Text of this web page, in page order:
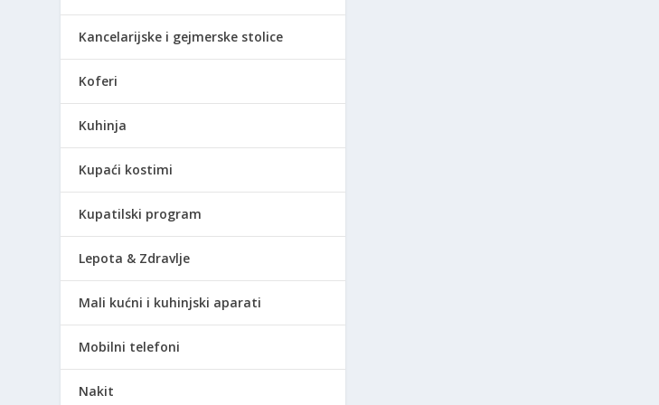
Kancelarijske i gejmerske stolice
Koferi
Kuhinja
Kupaći kostimi
Kupatilski program
Lepota & Zdravlje
Mali kućni i kuhinjski aparati
Mobilni telefoni
Nakit